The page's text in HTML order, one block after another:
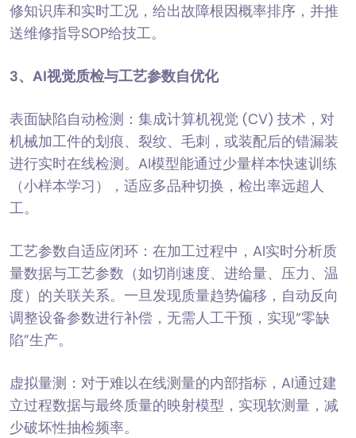
修知识库和实时工况，给出故障根因概率排序，并推
送维修指导SOP给技工。
3、 AI视觉质检与工艺参数自优化
表面缺陷自动检测：集成计算机视觉 (CV) 技术，对
机械加工件的划痕、裂纹、毛刺，或装配后的错漏装
进行实时在线检测。AI模型能通过少量样本快速训练
（小样本学习），适应多品种切换，检出率远超人
工。
工艺参数自适应闭环：在加工过程中，AI实时分析质
量数据与工艺参数（如切削速度、进给量、压力、温
度）的关联关系。一旦发现质量趋势偏移，自动反向
调整设备参数进行补偿，无需人工干预，实现“零缺
陷”生产。
虚拟量测：对于难以在线测量的内部指标，AI通过建
立过程数据与最终质量的映射模型，实现软测量，减
少破坏性抽检频率。